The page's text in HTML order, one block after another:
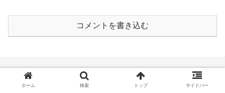
コメントを書き込む
カテゴリー
ホーム 検索 トップ サイドバー